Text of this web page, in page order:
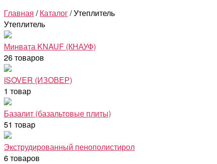
Главная /Каталог/ Утеплитель
Утеплитель
Минвата KNAUF (КНАУФ)
26 товаров
ISOVER (ИЗОВЕР)
1 товар
Базалит (базальтовые плиты)
51 товар
Экструдированный пенополистирол
6 товаров